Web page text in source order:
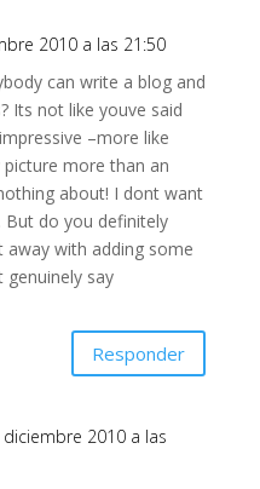
2010 a las 21:50
can write a blog and
Its not like youve said
–more like
more than an
about! I dont want
do you definitely
with adding some
genuinely say
Responder
diciembre 2010 a las